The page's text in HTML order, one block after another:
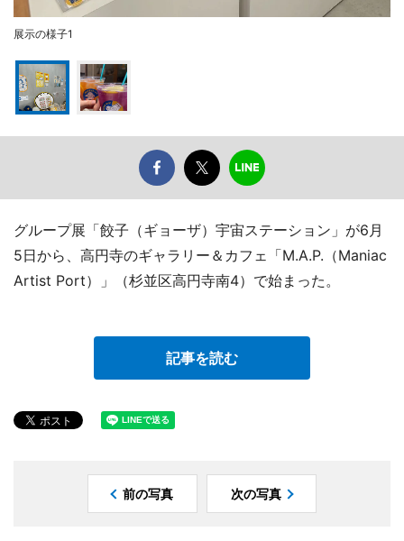
展示の様子1
グループ展「餃子（ギョーザ）宇宙ステーション」が6月
5日から、高円寺のギャラリー＆カフェ「M.A.P.（Maniac
Artist Port）」（杉並区高円寺南4）で始まった。
記事を読む
前の写真 次の写真